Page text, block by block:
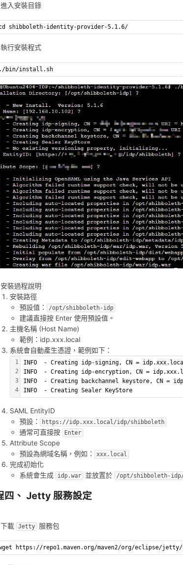
進入安裝目錄
shibboleth-identity-provider-5.1.6/
執行安裝程式
./bin/install.sh
安裝過程說明
安裝路徑
預設值：
/opt/shibboleth-idp
建議直接按 Enter 使用預設值。
主機名稱 (Host Name)
範例：idp.xxx.local
系統會自動產生憑證，範例如下：
1
2
3
4
INFO  - Creating idp-signing, CN =
INFO  - Creating idp-encryption, CN =
INFO  - Creating backchannel keystore, CN
INFO  - Creating Sealer KeyStore
SAML EntityID
預設：
https://idp.xxx.local/idp/shibboleth
通常可直接按 Enter
Attribute Scope
預設為網域名稱，例如：
xxx.local
完成初始化
系統會生成
idp.war 並放置於 /opt/shibboleth-
四、 Jetty 服務設定
下載 Jetty 服務包
https://repo1.maven.org/maven2/org/eclipse/